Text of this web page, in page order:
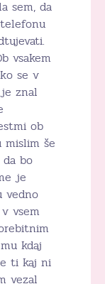
sem, da
vsakem
se v
znal
ob
mislim še
bo
je
vedno
vsem
kdaj
ti kaj ni
vezal